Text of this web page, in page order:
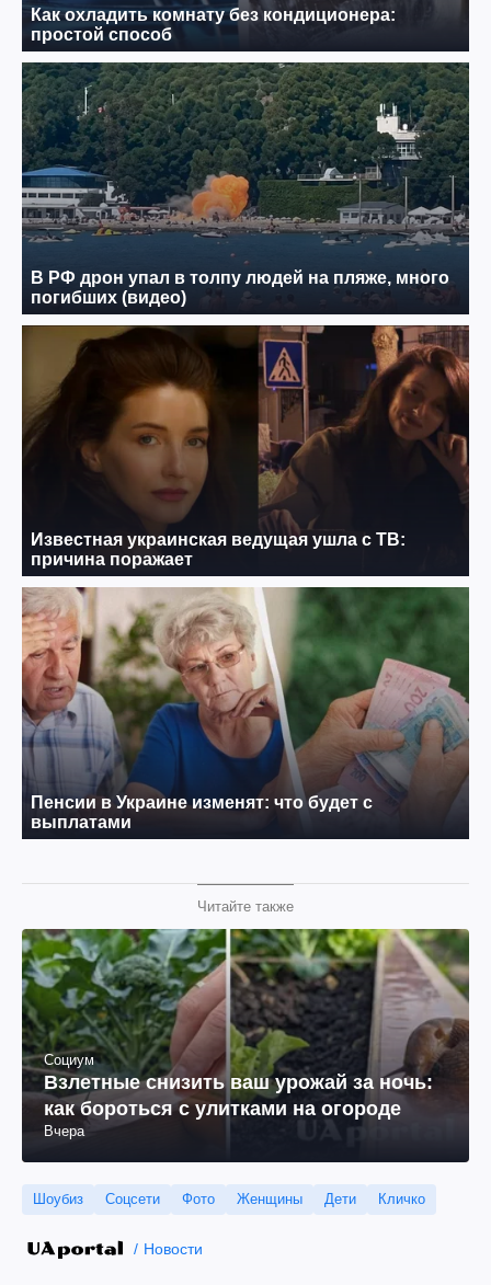
Читайте также
Социум
Взлетные снизить ваш урожай за ночь:
как бороться с улитками на огороде
Вчера
Шоубиз Соцсети Фото Женщины Дети Кличко
Новости